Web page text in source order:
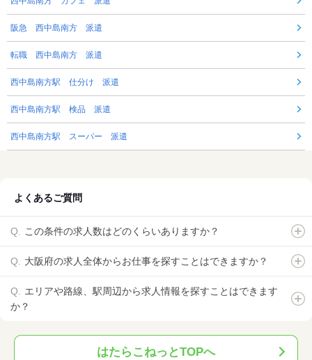
阪急 西中島南方 派遣
転職 西中島南方 派遣
西中島南方駅 仕分け 派遣
西中島南方駅 検品 派遣
西中島南方駅 スーパー 派遣
よくあるご質問
この条件の求人数はどのくらいありますか？
大阪府の求人全体からお仕事を探すことはできますか？
エリアや路線、駅周辺から求人情報を探すことはできます
か？
はたらこねっとTOPへ